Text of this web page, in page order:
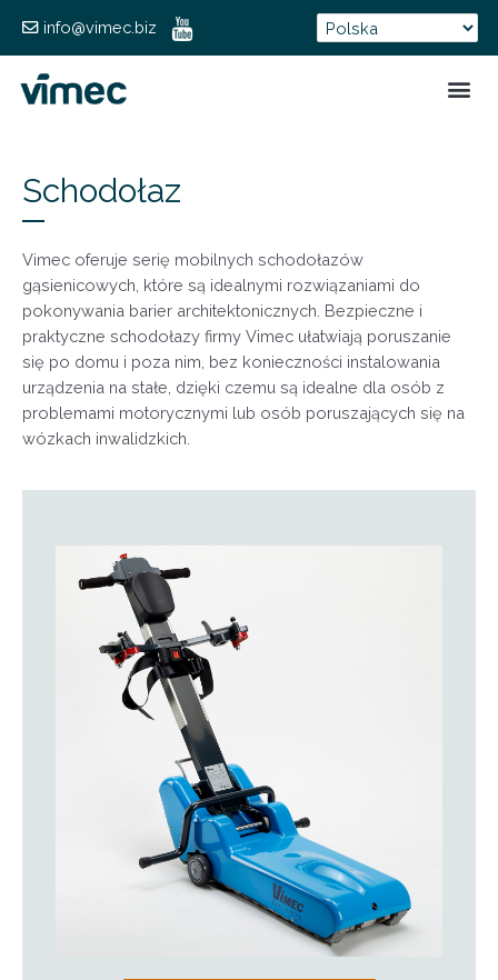
info@vimec.biz
Schodołaz
Vimec oferuje serię mobilnych schodołazów
gąsienicowych, które są idealnymi rozwiązaniami do
pokonywania barier architektonicznych. Bezpieczne i
praktyczne schodołazy firmy Vimec ułatwiają poruszanie
się po domu i poza nim, bez konieczności instalowania
urządzenia na stałe, dzięki czemu są idealne dla osób z
problemami motorycznymi lub osób poruszających się na
wózkach inwalidzkich.